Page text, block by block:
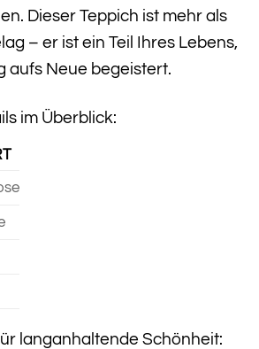
Dieser Teppich ist mehr als
– er ist ein Teil Ihres Lebens,
aufs Neue begeistert.
im Überblick:
langanhaltende Schönheit: